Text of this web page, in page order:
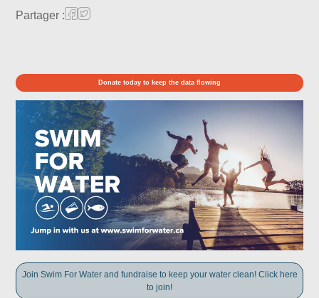
Partager :
Donate today to keep the data flowing
Join Swim For Water and fundraise to keep your water clean! Click here
to join!